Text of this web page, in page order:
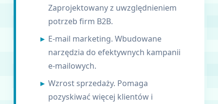
Zaprojektowany z uwzględnieniem
potrzeb firm B2B.
E-mail marketing. Wbudowane
narzędzia do efektywnych kampanii
e-mailowych.
Wzrost sprzedaży. Pomaga
pozyskiwać więcej klientów i